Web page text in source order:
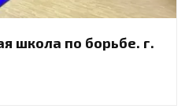
школа по борьбе. г.